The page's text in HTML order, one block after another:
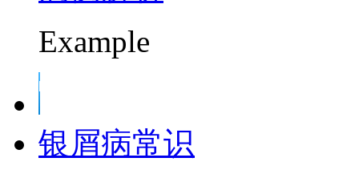
Example
银屑病常识